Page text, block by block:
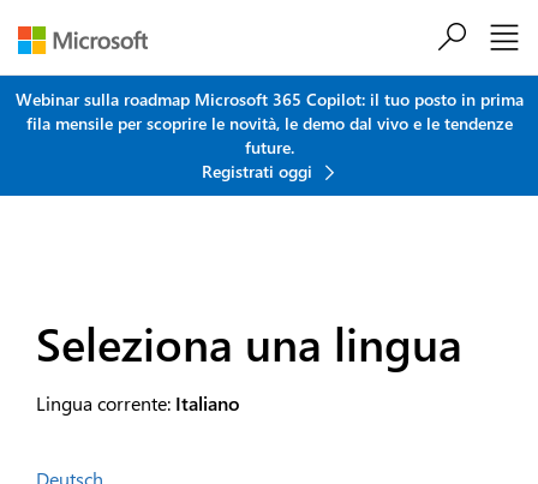
Webinar sulla roadmap Microsoft 365 Copilot: il tuo posto in prima
fila mensile per scoprire le novità, le demo dal vivo e le tendenze
future.
Registrati oggi
Seleziona una lingua
Lingua corrente: Italiano
Deutsch